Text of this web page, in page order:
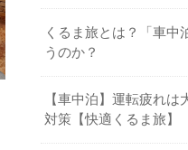
くるま旅とは？「車中
うのか？
【車中泊】運転疲れは
対策【快適くるま旅】